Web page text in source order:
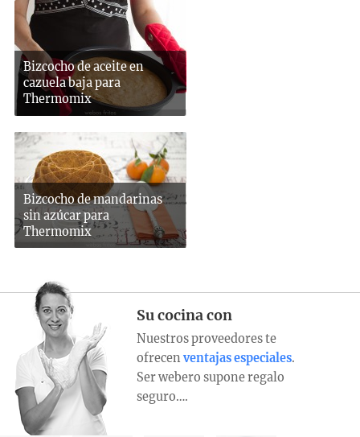
Bizcocho de aceite en
cazuela baja para
Thermomix
Bizcocho de mandarinas
sin azúcar para
Thermomix
Su cocina con
Nuestros proveedores te
ofrecen ventajas especiales.
Ser webero supone regalo
seguro….